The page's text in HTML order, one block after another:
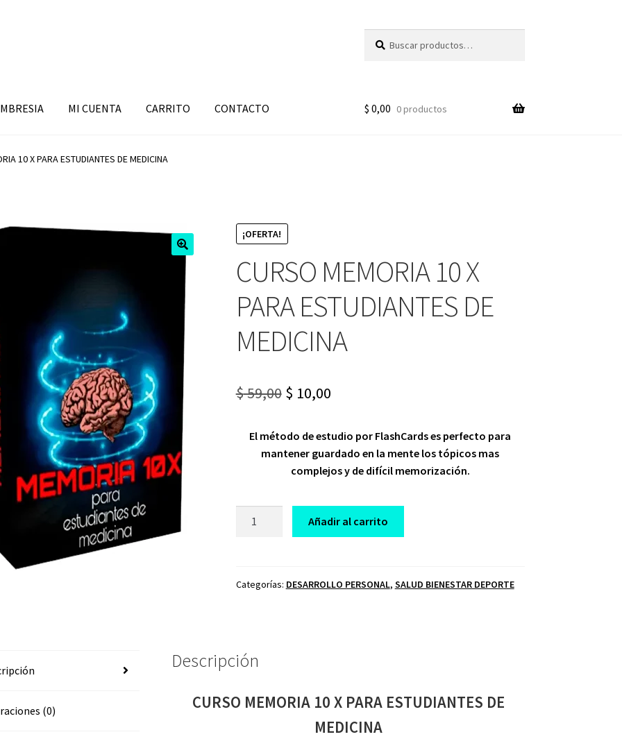
por:
MI CUENTA CARRITO CONTACTO $ 0,00 0 productos
10 X PARA ESTUDIANTES DE MEDICINA
¡OFERTA!
CURSO MEMORIA 10 X
PARA ESTUDIANTES DE
MEDICINA
$59,00 Original
was:
$ 59,00.
$ 10,00Current
is:
$ 10,00.
El método de estudio por FlashCards es perfecto para
mantener guardado en la mente los tópicos mas
complejos y de difícil memorización.
PARA
cantidad
Añadir al carrito
Categorías: DESARROLLO PERSONAL, SALUD BIENESTAR DEPORTE
(0)
Descripción
CURSO MEMORIA 10 X PARA ESTUDIANTES DE
MEDICINA